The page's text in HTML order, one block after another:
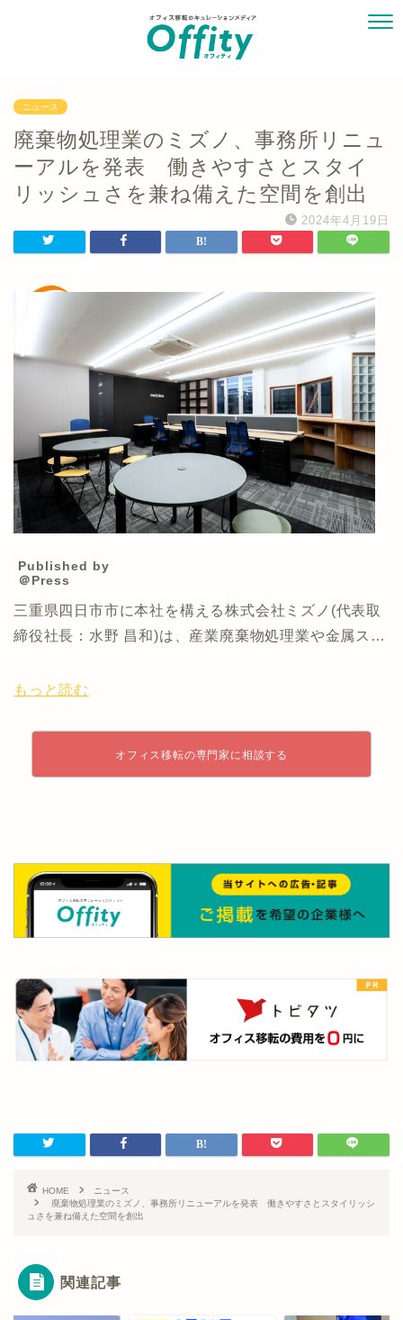
ニュース
廃棄物処理業のミズノ、事務所リニュ
ーアルを発表 働きやすさとスタイ
リッシュさを兼ね備えた空間を創出
2024年4月19日
Published by
＠Press
三重県四日市市に本社を構える株式会社ミズノ(代表取
締役社長：水野 昌和)は、産業廃棄物処理業や金属ス…
もっと読む
オフィス移転の専門家に相談する
HOME
ニュース
廃棄物処理業のミズノ、事務所リニューアルを発表 働きやすさとスタイリッシ
ュさを兼ね備えた空間を創出
関連記事